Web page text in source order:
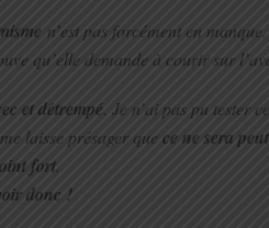
n’est pas forcément en
qu’elle demande à courir sur
et détrempé. Je n’ai pas pu tester
laisse présager quece ne sera
fort.
donc !